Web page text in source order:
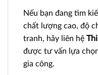
Nếu bạn đang tìm
chất lượng cao, độ
tranh, hãy liên hệ
được tư vấn lựa
gia công.